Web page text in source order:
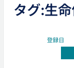
タグ:生
登録日